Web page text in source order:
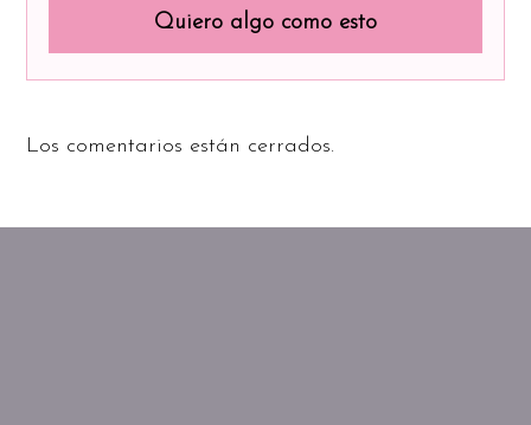
Quiero algo como esto
Los comentarios están cerrados.